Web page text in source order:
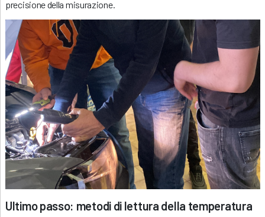
precisione della misurazione.
Ultimo passo: metodi di lettura della temperatura